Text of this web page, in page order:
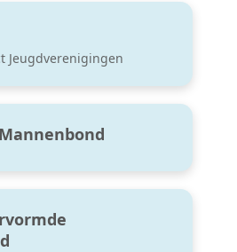
Jeugdverenigingen